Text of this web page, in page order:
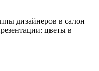
дизайнеров в салон
цветы в